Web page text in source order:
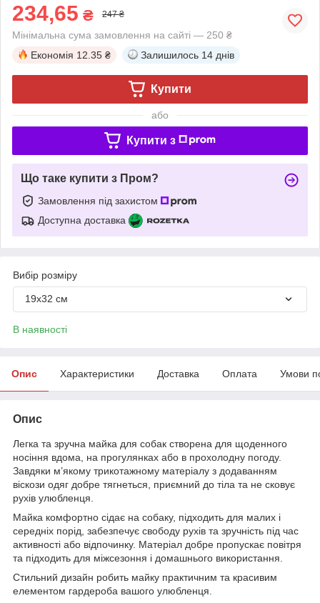
234,65 ₴ 247 ₴
Мінімальна сума замовлення на сайті — 250 ₴
Економія 12.35 ₴ Залишилось 14 днів
Купити
або
Купити з
Що таке купити з Пром?
Замовлення під захистом
Доступна доставка
Вибір розміру
19х32 см
В наявності
Опис Характеристики Доставка Оплата Умови
Опис
Легка та зручна майка для собак створена для щоденного
носіння вдома, на прогулянках або в прохолодну погоду.
Завдяки м’якому трикотажному матеріалу з додаванням
віскози одяг добре тягнеться, приємний до тіла та не сковує
рухів улюбленця.
Майка комфортно сідає на собаку, підходить для малих і
середніх порід, забезпечує свободу рухів та зручність під час
активності або відпочинку. Матеріал добре пропускає повітря
та підходить для міжсезоння і домашнього використання.
Стильний дизайн робить майку практичним та красивим
елементом гардероба вашого улюбленця.